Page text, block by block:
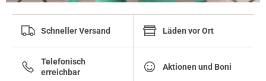
Schneller Versand Läden vor Ort
Telefonisch
erreichbar
Aktionen und Boni